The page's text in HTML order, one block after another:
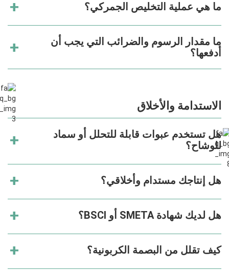
ما هي عملية التخليص الجمركي؟
ما مقدار الرسوم والضرائب التي يجب أن
أدفعها؟
الاستدامة والأخلاق
هل تستخدم عبوات قابلة للتحلل أو سماد
للوشاح؟
هل إنتاجك مستدام وأخلاقي؟
هل لديك شهادة SMETA أو BSCI؟
كيف تقلل من البصمة الكربونية؟